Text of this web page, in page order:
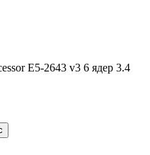
E5-2643 v3 6 ядер 3.4